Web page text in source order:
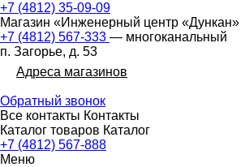
+7 (4812) 35-09-09
Магазин «Инженерный центр «Дункан»
+7 (4812) 567-333 — многоканальный
п. Загорье, д. 53
Адреса магазинов
Обратный звонок
Все контакты Контакты
Каталог товаров Каталог
+7 (4812) 567-888
Меню